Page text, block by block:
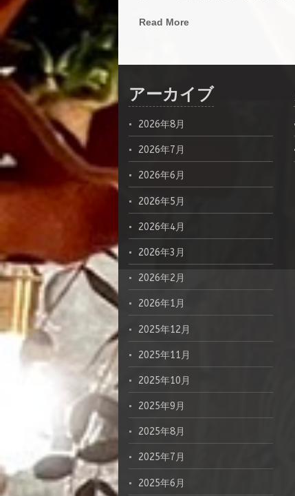
Read More
アーカイブ
2026年8月
2026年7月
2026年6月
2026年5月
2026年4月
2026年3月
2026年2月
2026年1月
2025年12月
2025年11月
2025年10月
2025年9月
2025年8月
2025年7月
2025年6月